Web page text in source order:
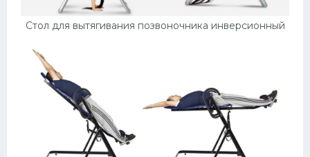
Стол для вытягивания позвоночника инверсионный